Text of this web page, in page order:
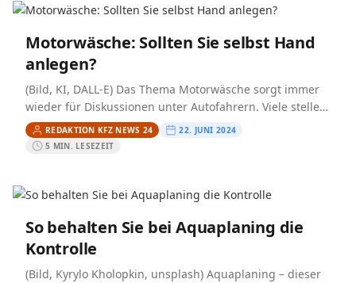
Motorwäsche: Sollten Sie selbst Hand
anlegen?
(Bild, KI, DALL-E) Das Thema Motorwäsche sorgt immer
wieder für Diskussionen unter Autofahrern. Viele stellen
sich die Frage, ob eine Motorwäsche wirklich notwendig
ist, ob…
REDAKTION KFZ NEWS 24
22. JUNI 2024
5 MIN. LESEZEIT
So behalten Sie bei Aquaplaning die
Kontrolle
(Bild, Kyrylo Kholopkin, unsplash) Aquaplaning – dieser